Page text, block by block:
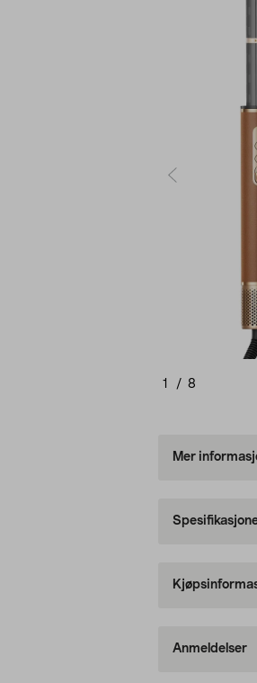
1 / 8
Mer
Anmeldelser